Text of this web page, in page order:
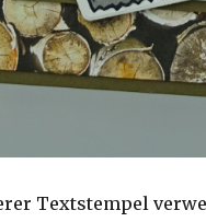
Textstempel